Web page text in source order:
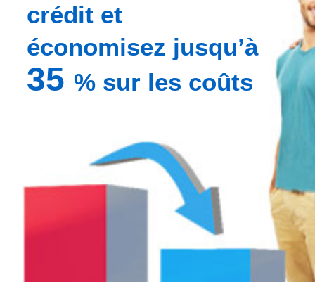
crédit et
économisez jusqu’à
35 % sur les coûts